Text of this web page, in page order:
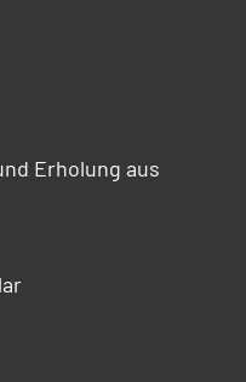
Erholung aus